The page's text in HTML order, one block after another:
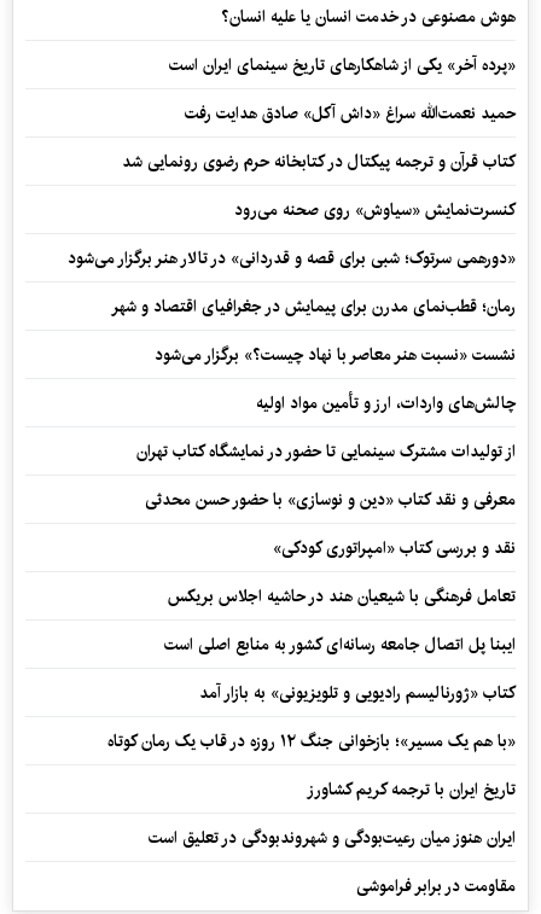
هوش مصنوعی در خدمت انسان یا علیه انسان؟
«پرده آخر» یکی از شاهکارهای تاریخ سینمای ایران است
حمید نعمت‌‏الله سراغ «داش آکل» صادق هدایت رفت
کتاب قرآن و ترجمه پیکتال در کتابخانه حرم رضوی رونمایی شد
کنسرت‌نمایش «سیاوش» روی صحنه می‌رود
«دورهمی سرتوک؛ شبی برای قصه و قدردانی» در تالار هنر برگزار می‌شود
رمان؛ قطب‌نمای مدرن برای پیمایش در جغرافیای اقتصاد و شهر
نشست «نسبت هنر معاصر با نهاد چیست؟» برگزار می‌شود
چالش‌های واردات، ارز و تأمین مواد اولیه
از تولیدات مشترک سینمایی تا حضور در نمایشگاه کتاب تهران
معرفی و نقد کتاب «دین و نوسازی» با حضور حسن محدثی
نقد و بررسی کتاب «امپراتوری کودکی»
تعامل فرهنگی با شیعیان هند در حاشیه اجلاس بریکس
ایبنا پل اتصال جامعه رسانه‌ای کشور به منابع اصلی است
کتاب «ژورنالیسم رادیویی و تلویزیونی» به بازار آمد
«با هم یک مسیر»؛ بازخوانی جنگ ۱۲ روزه در قاب یک رمان کوتاه
تاریخ ایران با ترجمه کریم کشاورز
ایران هنوز میان رعیت‌بودگی و شهروندبودگی در تعلیق است
مقاومت در برابر فراموشی